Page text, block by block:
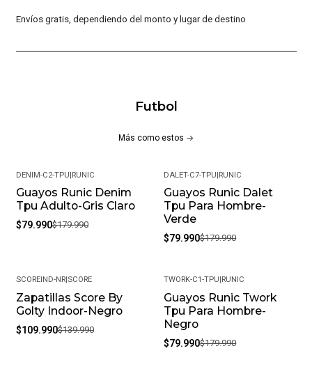
daña el terreno de juego ideal para su uso en césped corto o
Superficie texturizada
Logo Runic estampado
Tacos multidireccionales
Uso en superficies en césped corto o superficies
artificiales (TPU)
Peso del paquete: 1 kg
Modelo: DALET-C1-TPU
Envíos gratis, dependiendo del monto y lugar de destino
Futbol
Más como estos
-56%
DENIM-C2-TPU|RUNIC
Guayos Runic Denim
Tpu Adulto-Gris Claro
$79.990$179.990
-56%
DALET-C7-TPU|RUNIC
Guayos Runic Dalet
Tpu Para Hombre-
Verde
$79.990$179.990
-21%
SCOREIND-NR| SCORE
Zapatillas Score By
Golty Indoor-Negro
$109.990$139.990
-56%
TWORK-C1-TPU RUNIC
Guayos Runic Twork
Tpu Para Hombre-
Negro
$79.990$179.990